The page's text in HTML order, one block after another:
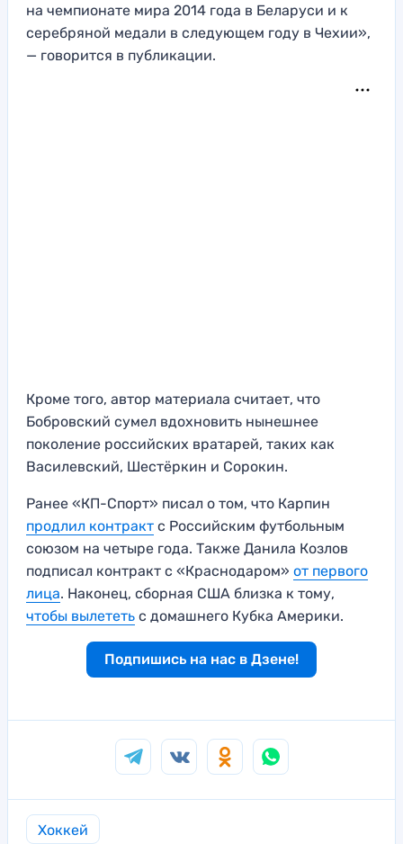
на чемпионате мира 2014 года в Беларуси и к
серебряной медали в следующем году в Чехии»,
— говорится в публикации.
Кроме того, автор материала считает, что
Бобровский сумел вдохновить нынешнее
поколение российских вратарей, таких как
Василевский, Шестёркин и Сорокин.
Ранее «КП-Спорт» писал о том, что Карпин
продлил контракт с Российским футбольным
союзом на четыре года. Также Данила Козлов
подписал контракт с «Краснодаром» от первого
лица. Наконец, сборная США близка к тому,
чтобы вылететь с домашнего Кубка Америки.
Подпишись на нас в Дзене!
Хоккей